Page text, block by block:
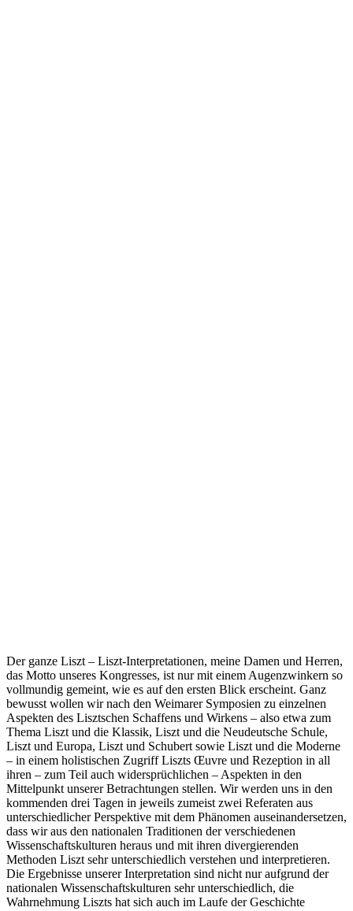
Der ganze Liszt – Liszt-Interpretationen, meine Damen und Herren,
das Motto unseres Kongresses, ist nur mit einem Augenzwinkern so
vollmundig gemeint, wie es auf den ersten Blick erscheint. Ganz
bewusst wollen wir nach den Weimarer Symposien zu einzelnen
Aspekten des Lisztschen Schaffens und Wirkens – also etwa zum
Thema Liszt und die Klassik, Liszt und die Neudeutsche Schule,
Liszt und Europa, Liszt und Schubert sowie Liszt und die Moderne
– in einem holistischen Zugriff Liszts Œuvre und Rezeption in all
ihren – zum Teil auch widersprüchlichen – Aspekten in den
Mittelpunkt unserer Betrachtungen stellen. Wir werden uns in den
kommenden drei Tagen in jeweils zumeist zwei Referaten aus
unterschiedlicher Perspektive mit dem Phänomen auseinandersetzen,
dass wir aus den nationalen Traditionen der verschiedenen
Wissenschaftskulturen heraus und mit ihren divergierenden
Methoden Liszt sehr unterschiedlich verstehen und interpretieren.
Die Ergebnisse unserer Interpretation sind nicht nur aufgrund der
nationalen Wissenschaftskulturen sehr unterschiedlich, die
Wahrnehmung Liszts hat sich auch im Laufe der Geschichte